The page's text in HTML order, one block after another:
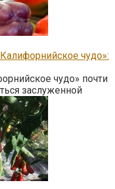
чудо»:
чудо» почти
заслуженной